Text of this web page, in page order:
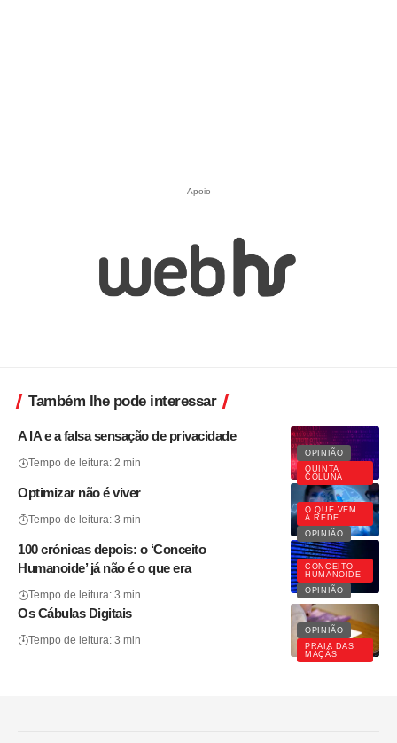
Apoio
Também lhe pode interessar
OPINIÃO
QUINTA
COLUNA
A IA e a falsa sensação de privacidade
Tempo de leitura: 2 min
O QUE VEM
À REDE
OPINIÃO
Optimizar não é viver
Tempo de leitura: 3 min
CONCEITO
HUMANOIDE
OPINIÃO
100 crónicas depois: o ‘Conceito
Humanoide’ já não é o que era
Tempo de leitura: 3 min
OPINIÃO
PRAIA DAS
MAÇÃS
Os Cábulas Digitais
Tempo de leitura: 3 min